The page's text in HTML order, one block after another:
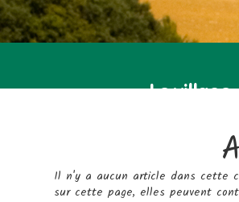
Le village
Il n'y a aucun article dans cette
sur cette page, elles peuvent